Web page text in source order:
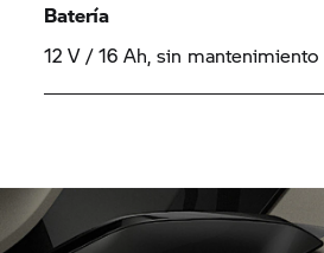
Batería
12 V / 16 Ah, sin mantenimiento